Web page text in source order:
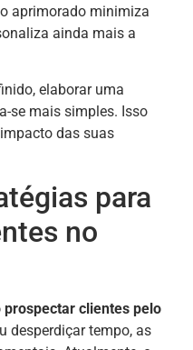
aprimorado minimiza
ainda mais a
elaborar uma
se mais simples. Isso
das suas
para
no
prospectar clientes pelo
desperdiçar tempo, as